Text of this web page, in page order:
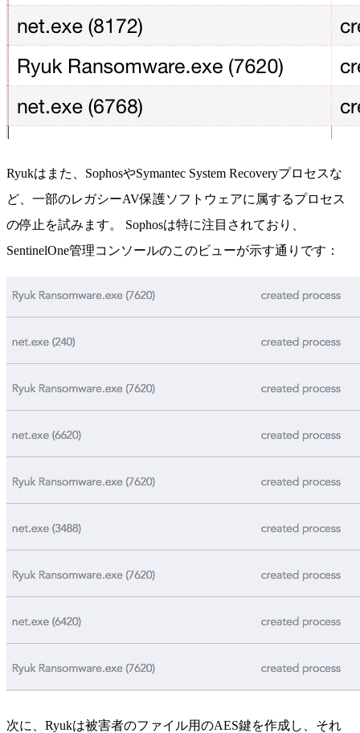
Ryukはまた、SophosやSymantec System Recoveryプロセスな
ど、一部のレガシーAV保護ソフトウェアに属するプロセス
の停止を試みます。
Sophosは特に注目されており、
SentinelOne管理コンソールのこのビューが示す通りです：
次に、Ryukは被害者のファイル用のAES鍵を作成し、それ